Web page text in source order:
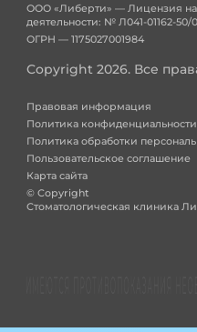
ООО «Либерти» — Лицензия
деятельности: № Л041-01162-50/
ОГРН — 1175027001984
Copyright 2026. Все
Правовая информация
Политика конфиденциальности
Политика обработки
Пользовательское соглашение
Карта сайта
© Copyright
Стоматологическая клиника